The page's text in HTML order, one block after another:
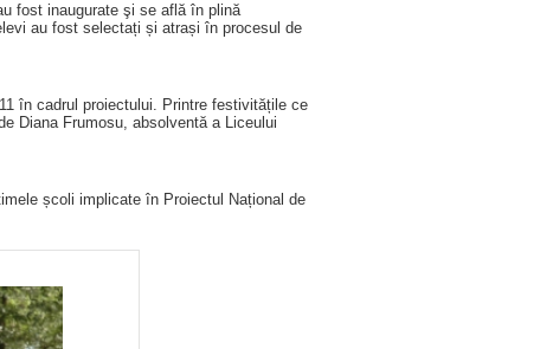
fost inaugurate şi se află în plină
au fost selectați și atrași în procesul de
în cadrul proiectului. Printre festivitățile ce
Diana Frumosu, absolventă a Liceului
școli implicate în Proiectul Național de